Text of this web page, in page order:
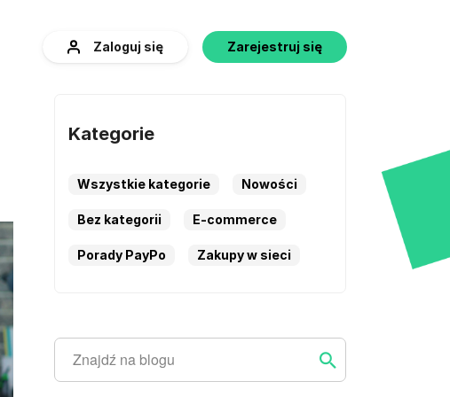
Zaloguj się Zarejestruj się
Kategorie
Wszystkie kategorie Nowości
Bez kategorii E-commerce
Porady PayPo Zakupy w sieci
Szukaj ...
Szukaj